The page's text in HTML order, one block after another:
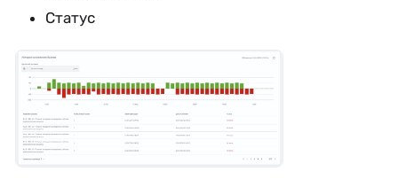
Статус